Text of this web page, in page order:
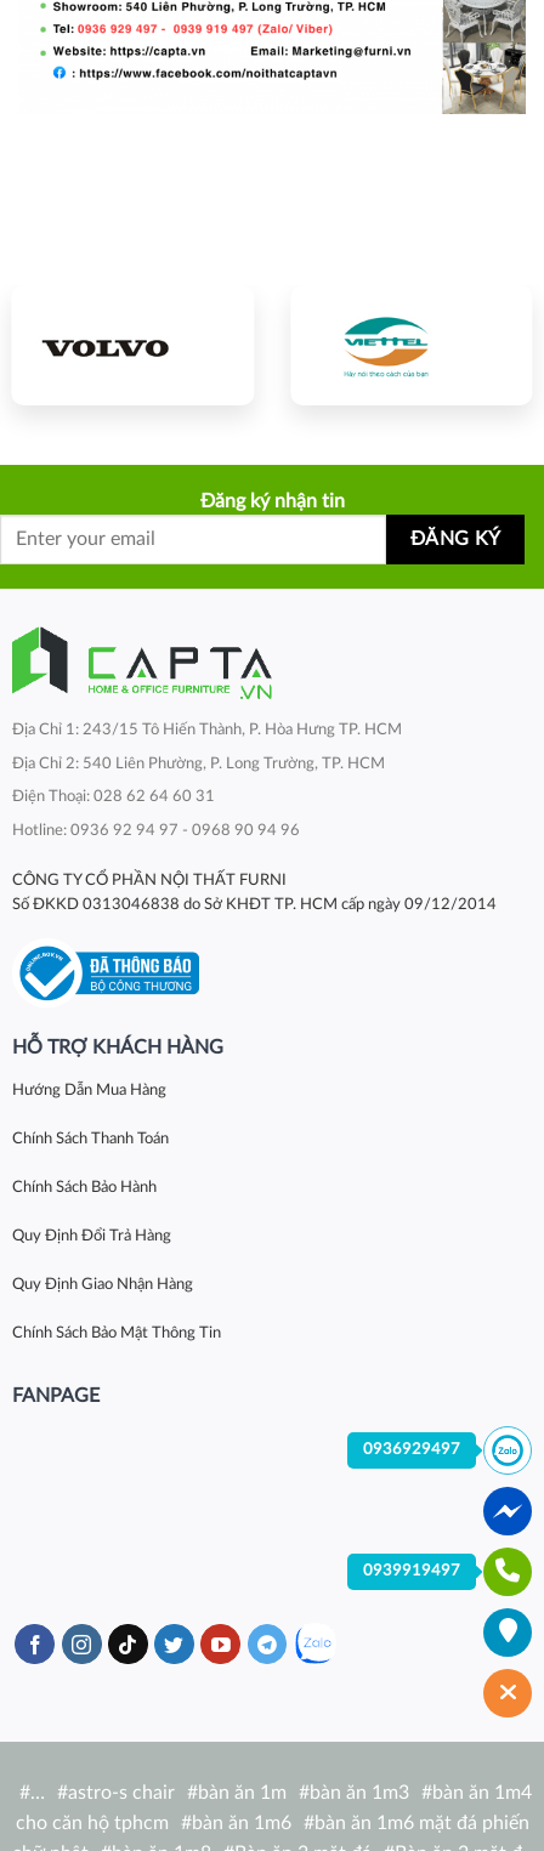
Đăng ký nhận tin
Địa Chỉ 1: 243/15 Tô Hiến Thành, P. Hòa Hưng TP. HCM
Địa Chỉ 2: 540 Liên Phường, P. Long Trường, TP. HCM
Điện Thoại: 028 62 64 60 31
Hotline: 0936 92 94 97 - 0968 90 94 96
CÔNG TY CỔ PHẦN NỘI THẤT FURNI
Số ĐKKD 0313046838 do Sở KHĐT TP. HCM cấp ngày 09/12/2014
HỖ TRỢ KHÁCH HÀNG
Hướng Dẫn Mua Hàng
Chính Sách Thanh Toán
Chính Sách Bảo Hành
Quy Định Đổi Trả Hàng
Quy Định Giao Nhận Hàng
Chính Sách Bảo Mật Thông Tin
FANPAGE
#… #astro-s chair #bàn ăn 1m #bàn ăn 1m3 #bàn ăn 1m4
cho căn hộ tphcm
#bàn ăn 1m6 #bàn ăn 1m6 mặt đá phiến
0936929497
0939919497